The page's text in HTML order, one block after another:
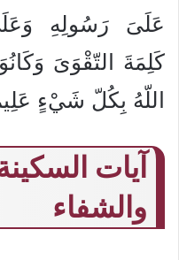
عَلَىَ رَسُولِهِ
كَلِمَةَ التّقْوَىَ
اللّهُ بِكُلّ شَيْءٍ
آيات
والشفاء